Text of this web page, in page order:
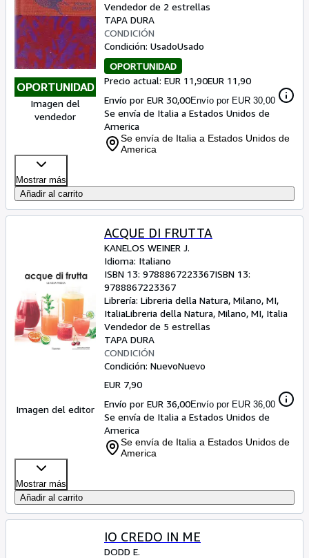
OPORTUNIDAD
Imagen del
vendedor
Vendedor de 2 estrellas
TAPA DURA
CONDICIÓN
Condición: UsadoUsado
OPORTUNIDAD
Precio actual: EUR 11,90EUR 11,90
Envío por EUR 30,00Envío por EUR 30,00
Se envía de Italia a Estados Unidos de
America
Se envía de Italia a Estados Unidos de
America
Mostrar más
Añadir al carrito
Imagen del editor
ACQUE DI FRUTTA
KANELOS WEINER J.
Idioma: Italiano
ISBN 13: 9788867223367ISBN 13:
9788867223367
Librería: Libreria della Natura, Milano, MI,
ItaliaLibreria della Natura, Milano, MI, Italia
Vendedor de 5 estrellas
TAPA DURA
CONDICIÓN
Condición: NuevoNuevo
EUR 7,90
Envío por EUR 36,00Envío por EUR 36,00
Se envía de Italia a Estados Unidos de
America
Se envía de Italia a Estados Unidos de
America
Mostrar más
Añadir al carrito
IO CREDO IN ME
DODD E.